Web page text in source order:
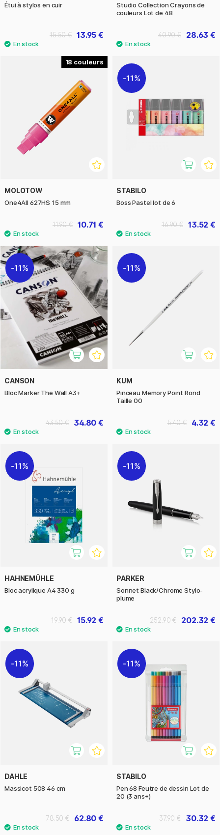
Étui à stylos en cuir
13.95 €
15.50 €
Studio Collection Crayons de
couleurs Lot de 48
28.63 €
40.90 €
18
MOLOTOW
One4All 627HS 15 mm
10.71 €
11.90 €
11%
STABILO
Boss Pastel lot de 6
13.52 €
16.90 €
11%
CANSON
Bloc Marker The Wall A3+
34.80 €
43.50 €
11%
KUM
Pinceau Memory Point Rond
Taille 00
4.32 €
5.40 €
11%
HAHNEMÜHLE
Bloc acrylique A4 330 g
15.92 €
19.90 €
11%
PARKER
Sonnet Black/Chrome Stylo-
plume
202.32 €
252.90 €
11%
DAHLE
Massicot 508 46 cm
62.80 €
78.50 €
11%
STABILO
Pen 68 Feutre de dessin Lot de
20 (3 ans+)
30.32 €
37.90 €